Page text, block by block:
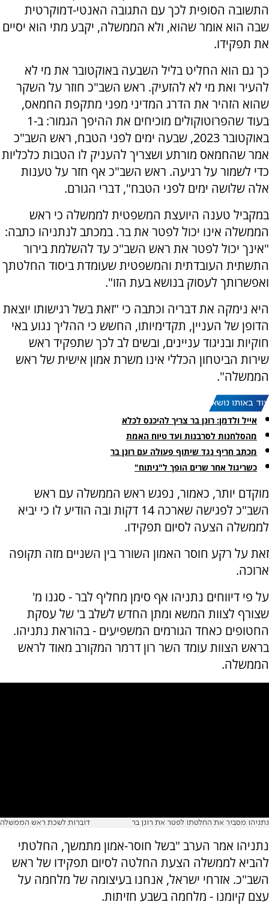
התשובה הסופית לכך עם התגובה האנטי-דמוקרטית
שבה הוא אומר שהוא, ולא הממשלה, יקבע מתי הוא יסיים
את תפקידו.
כך גם הוא החליט בליל השבעה באוקטובר את מי לא
להעיר ואת מי לא להזעיק. ראש השב"כ חוזר על השקר
שהוא הזהיר את הדרג המדיני מפני מתקפת החמאס,
בעוד שהפרוטוקולים מוכיחים את ההיפך הגמור: ב-1
באוקטובר 2023, שבעה ימים לפני הטבח, ראש השב"כ
אמר שהחמאס מורתע ושצריך להעניק לו הטבות כלכליות
כדי לשמור על רגיעה. ראש השב"כ אף חזר על טענות
אלה שלושה ימים לפני הטבח", דברי הגורם.
במקביל טענה היועצת המשפטית לממשלה כי ראש
הממשלה אינו יכול לפטר את בר. במכתב לנתניהו כתבה:
"אינך יכול לפטר את ראש השב"כ עד להשלמת בירור
התשתית העובדתית והמשפטית שעומדת ביסוד החלטתך
ואפשרותך לעסוק בנושא בעת הזו".
היא נימקה את דבריה וכתבה כי "זאת בשל רגישותו יוצאת
הדופן של העניין, תקדימיותו, החשש כי ההליך נגוע באי
חוקיות ובניגוד עניינים, ובשים לב לכך שתפקיד ראש
שירות הביטחון הכללי אינו משרת אמון אישית של ראש
הממשלה".
עוד באותו נושא:
אייל ולדמן: רונן בר צריך להיכנס לכלא
מהסלחנות לסרבנות ועד טיוח האמת
מכתב חריף נגד שיתוף פעולה עם רונן בר
כשריגול אחר שרים הופך ל"ניתוח"
מוקדם יותר, כאמור, נפגש ראש הממשלה עם ראש
השב"כ לפגישה שארכה 14 דקות ובה הודיע לו כי יביא
לממשלה הצעה לסיום תפקידו.
זאת על רקע חוסר האמון השורר בין השניים מזה תקופה
ארוכה.
על פי דיווחים נתניהו אף סימן מחליף לבר - סגנו מ'
שצורף לצוות המשא ומתן החדש לשלב ב' של עסקת
החטופים כאחד הגורמים המשפיעים - בהוראת נתניהו.
בראש הצוות עומד השר רון דרמר המקורב מאוד לראש
הממשלה.
נתניהו מסביר את החלטתו לפטר את רונן בר דוברות לשכת ראש הממשלה
נתניהו אמר הערב "בשל חוסר-אמון מתמשך, החלטתי
להביא לממשלה הצעת החלטה לסיום תפקידו של ראש
השב"כ. אזרחי ישראל, אנחנו בעיצומה של מלחמה על
עצם קיומנו - מלחמה בשבע חזיתות.